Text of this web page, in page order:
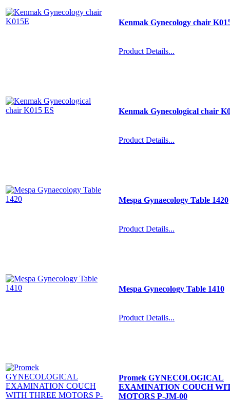
Kenmak Gynecology chair
Product Details...
Kenmak Gynecological chair
Product Details...
Mespa Gynaecology Table 1420
Product Details...
Mespa Gynecology Table 1410
Product Details...
Promek GYNECOLOGICAL
EXAMINATION COUCH
MOTORS P-JM-00